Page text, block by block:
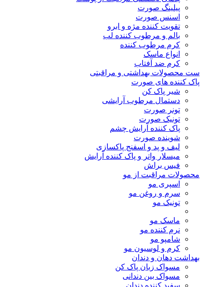
پیلینگ صورت
اسنس صورت
تقویت کننده مژه و ابرو
بالم و مرطوب کننده لب
کرم مرطوب کننده
انواع ماسک
کرم ضد آفتاب
ست محصولات بهداشتی و مراقبتی
پاک کننده های صورت
شیر پاک کن
دستمال مرطوب آرایشی
تونر صورت
تونیک صورت
پاک کننده آرایش چشم
شوینده صورت
لیف و پد و اسفنج پاکسازی
میسلار واتر و پاک کننده آرایش
فیس براش
محصولات مراقبت از مو
اسپری مو
سرم و روغن مو
تونیک مو
ماسک مو
نرم کننده مو
شامپو مو
کرم و لوسیون مو
بهداشت دهان و دندان
مسواک زبان پاک کن
مسواک بین دندانی
سفید کننده دندان